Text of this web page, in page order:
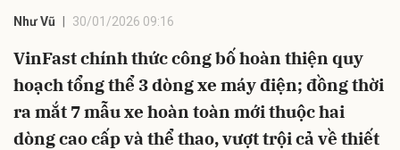
Như Vũ 30/01/2026 09:16
VinFast chính thức công bố hoàn thiện quy
hoạch tổng thể 3 dòng xe máy điện; đồng thời
ra mắt 7 mẫu xe hoàn toàn mới thuộc hai
dòng cao cấp và thể thao, vượt trội cả về thiết
Hủy